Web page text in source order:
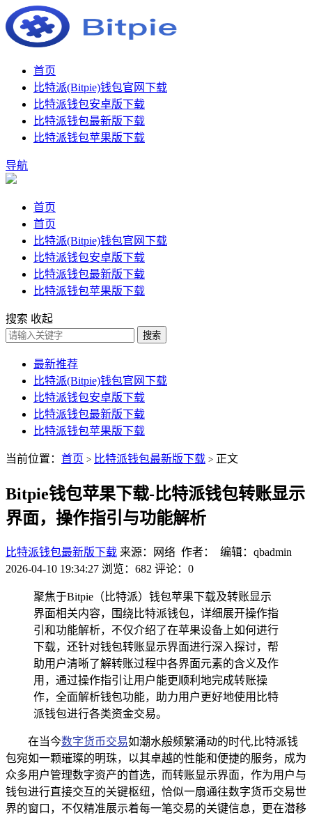
首页
比特派(Bitpie)钱包官网下载
比特派钱包安卓版下载
比特派钱包最新版下载
比特派钱包苹果版下载
导航
首页
首页
比特派(Bitpie)钱包官网下载
比特派钱包安卓版下载
比特派钱包最新版下载
比特派钱包苹果版下载
搜索 收起
搜索
最新推荐
比特派(Bitpie)钱包官网下载
比特派钱包安卓版下载
比特派钱包最新版下载
比特派钱包苹果版下载
当前位置： 首页 > 比特派钱包最新版下载 > 正文
Bitpie钱包苹果下载-比特派钱包转账显示
界面，操作指引与功能解析
比特派钱包最新版下载 来源：网络 作者： 编辑：qbadmin
2026-04-10 19:34:27 浏览：682 评论：0
聚焦于Bitpie（比特派）钱包苹果下载及转账显示
界面相关内容，围绕比特派钱包，详细展开操作指
引和功能解析，不仅介绍了在苹果设备上如何进行
下载，还针对钱包转账显示界面进行深入探讨，帮
助用户清晰了解转账过程中各界面元素的含义及作
用，通过操作指引让用户能更顺利地完成转账操
作，全面解析钱包功能，助力用户更好地使用比特
派钱包进行各类资金交易。
在当今数字货币交易如潮水般频繁涌动的时代,比特派钱
包宛如一颗璀璨的明珠，以其卓越的性能和便捷的服务，成为
众多用户管理数字资产的首选，而转账显示界面，作为用户与
钱包进行直接交互的关键枢纽，恰似一扇通往数字货币交易世
界的窗口，不仅精准展示着每一笔交易的关键信息，更在潜移